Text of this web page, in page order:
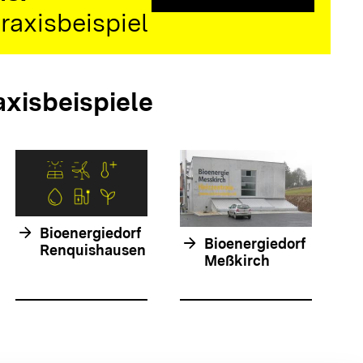
arrow_forward Bioenergiedorf
Renquishausen
arrow_forward Bioenergiedorf
Meßkirch